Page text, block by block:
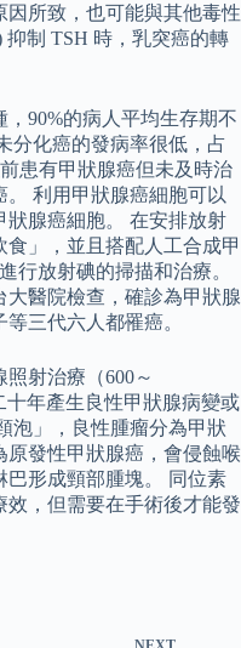
所致，也可能與其他毒性
制 TSH 時，乳突癌的轉
90%的病人平均生存期不
分化癌的發病率很低，占
患有甲狀腺癌但未及時治
利用甲狀腺癌細胞可以
腺癌細胞。 在安排放射
」，並且搭配人工合成甲
行放射碘的掃描和治療。
大醫院檢查，確診為甲狀腺
三代六人都罹癌。
射治療（600～
十年產生良性甲狀腺病變或
泡」，良性腫瘤分為甲狀
原發性甲狀腺癌，會侵蝕喉
形成頸部腫塊。 同位素
，但需要在手術後才能發